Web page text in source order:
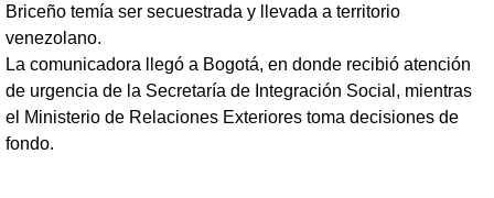
Briceño temía ser secuestrada y llevada a territorio
venezolano.
La comunicadora llegó a Bogotá, en donde recibió atención
de urgencia de la Secretaría de Integración Social, mientras
el Ministerio de Relaciones Exteriores toma decisiones de
fondo.